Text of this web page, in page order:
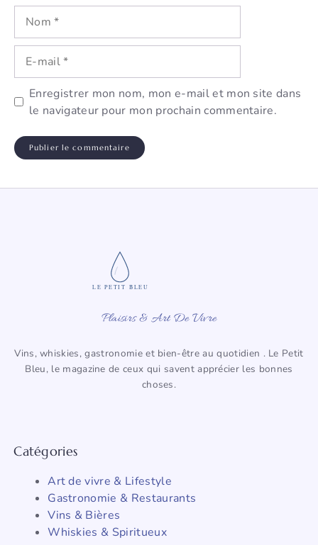
Nom
mail
Enregistrer mon nom, mon e-mail et mon site dans
le navigateur pour mon prochain commentaire.
LE PETIT BLEU
Plaisirs & Art De Vivre
Vins, whiskies, gastronomie et bien-être au quotidien . Le Petit
Bleu, le magazine de ceux qui savent apprécier les bonnes
choses.
Catégories
Art de vivre & Lifestyle
Gastronomie & Restaurants
Vins & Bières
Whiskies & Spiritueux